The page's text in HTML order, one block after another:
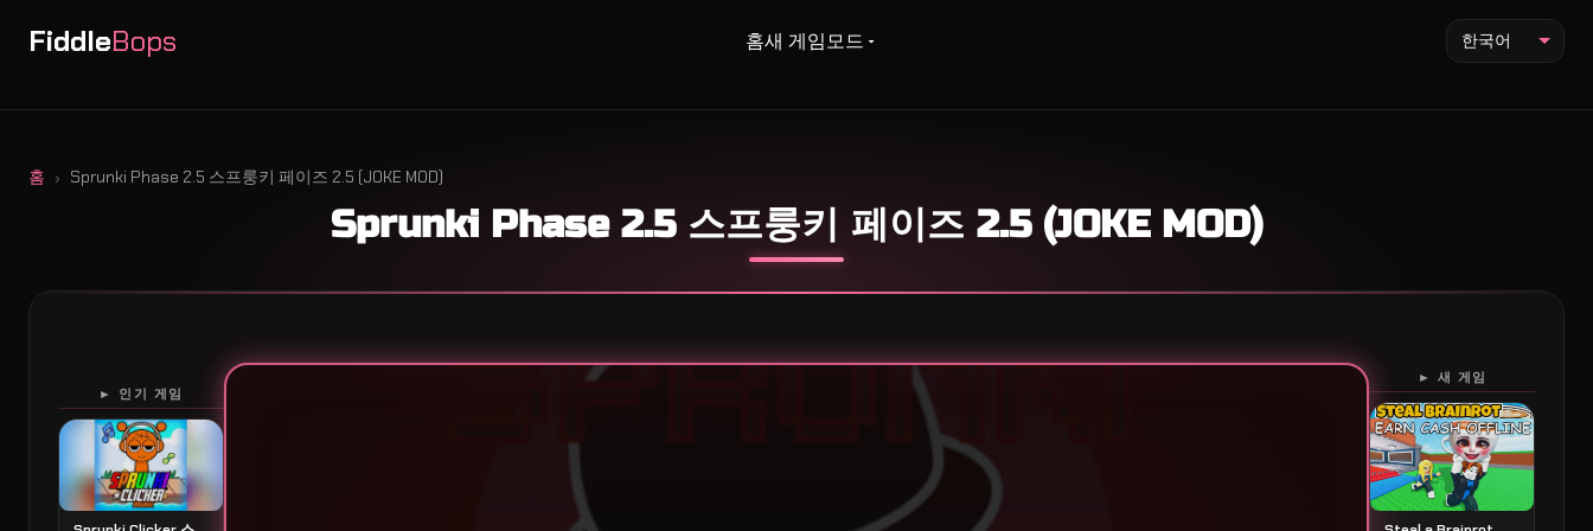
FiddleBops 홈새 게임모드 한국어
홈 Sprunki Phase 2.5 스프룽키 페이즈 2.5 (JOKE MOD)
Sprunki Phase 2.5 스프룽키 페이즈 2.5 (JOKE MOD)
► 인기 게임
► 새 게임